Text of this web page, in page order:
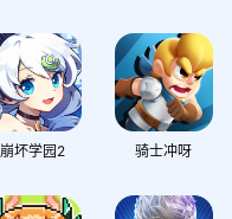
崩坏学园2 骑士冲呀